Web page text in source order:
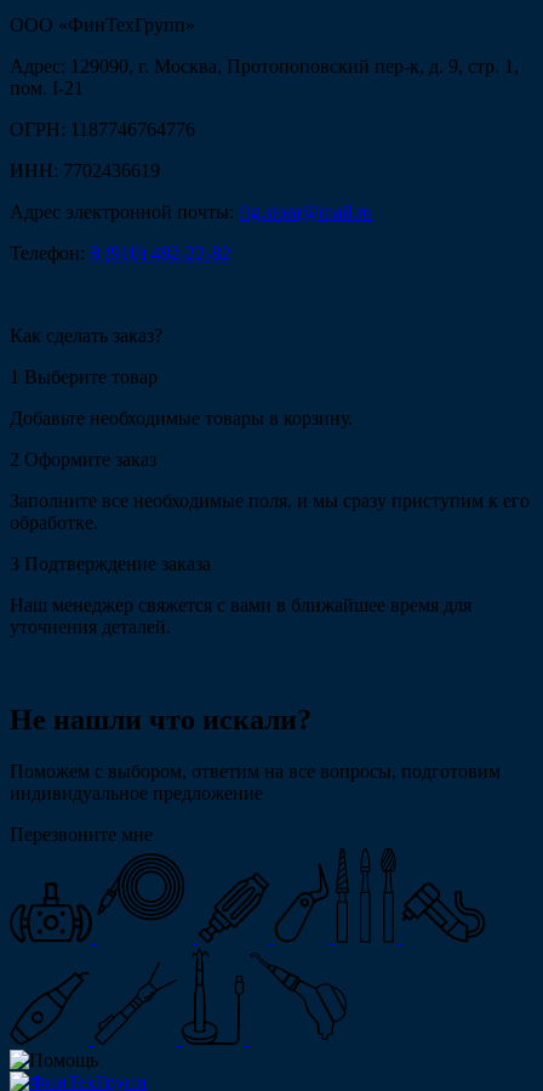
ООО «ФинТехГрупп»
Адрес: 129090, г. Москва, Протопоповский пер-к, д. 9, стр. 1,
пом. I-21
ОГРН: 1187746764776
ИНН: 7702436619
Адрес электронной почты: ftg.stom@mail.ru
Телефон: 8 (910) 482-22-82
Как сделать заказ?
1 Выберите товар
Добавьте необходимые товары в корзину.
2 Оформите заказ
Заполните все необходимые поля, и мы сразу приступим к его
обработке.
3 Подтверждение заказа
Наш менеджер свяжется с вами в ближайшее время для
уточнения деталей.
Не нашли что искали?
Поможем с выбором, ответим на все вопросы, подготовим
индивидуальное предложение
Перезвоните мне